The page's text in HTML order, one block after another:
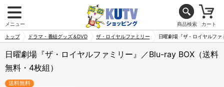
メニュー 商品検索 カート
トップ ドラマ・番組グッズ＆DVD ザ・ロイヤルファミリー 日曜劇場『ザ・ロイヤルフ
日曜劇場『ザ・ロイヤルファミリー』／Blu-ray BOX（送料
無料・4枚組）
送料無料